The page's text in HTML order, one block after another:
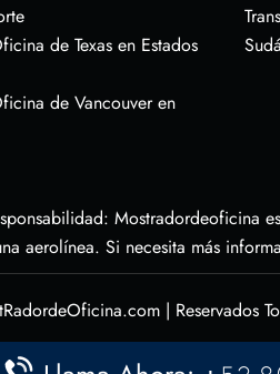
de Texas en Estados
de Vancouver en
Mostradordeoficina
aerolínea. Si necesita más
| Reservados